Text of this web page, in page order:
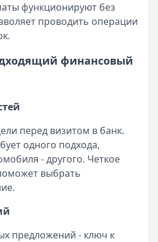
функционируют без
проводить операции
финансовый
перед визитом в банк.
одного подхода,
- другого. Четкое
выбрать
предложений - ключ к